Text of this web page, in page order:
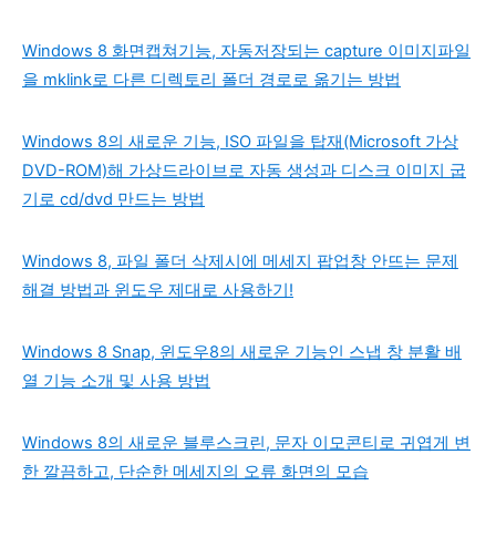
Windows 8 화면캡쳐기능, 자동저장되는 capture 이미지파일
을 mklink로 다른 디렉토리 폴더 경로로 옮기는 방법
Windows 8의 새로운 기능, ISO 파일을 탑재(Microsoft 가상
DVD-ROM)해 가상드라이브로 자동 생성과 디스크 이미지 굽
기로 cd/dvd 만드는 방법
Windows 8, 파일 폴더 삭제시에 메세지 팝업창 안뜨는 문제
해결 방법과 윈도우 제대로 사용하기!
Windows 8 Snap, 윈도우8의 새로운 기능인 스냅 창 분활 배
열 기능 소개 및 사용 방법
Windows 8의 새로운 블루스크린, 문자 이모콘티로 귀엽게 변
한 깔끔하고, 단순한 메세지의 오류 화면의 모습